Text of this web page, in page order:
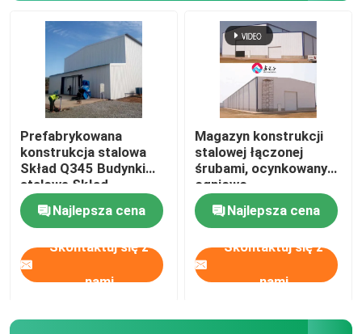
Prefabrykowana
konstrukcja stalowa
Skład Q345 Budynki
stalowe Skład
Najlepsza cena
Skontaktuj się z
nami
Magazyn konstrukcji
stalowej łączonej
śrubami, ocynkowany
ogniowo
Najlepsza cena
Skontaktuj się z
nami